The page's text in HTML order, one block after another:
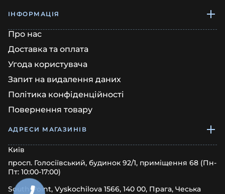
ІНФОРМАЦІЯ
Про нас
Доставка та оплата
Угода користувача
Запит на видалення даних
Політика конфіденційності
Повернення товару
АДРЕСИ МАГАЗИНІВ
Київ
просп. Голосіївський, будинок 92/1, приміщення 68 (Пн-
Пт: 10:00-17:00)
South Point, Vyskochilova 1566, 140 00, Прага, Чеська